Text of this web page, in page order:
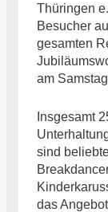
Thüringen
Besucher
gesamten
am
Insgesamt
sind
das